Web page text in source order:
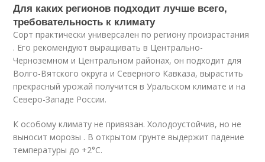
Для каких регионов подходит лучше всего,
требовательность к климату
Сорт практически универсален по региону произрастания
. Его рекомендуют выращивать в Центрально-
Черноземном и Центральном районах, он подходит для
Волго-Вятского округа и Северного Кавказа, вырастить
прекрасный урожай получится в Уральском климате и на
Северо-Западе России.
К особому климату не привязан. Холодоустойчив, но не
выносит морозы . В открытом грунте выдержит падение
температуры до +2°C.